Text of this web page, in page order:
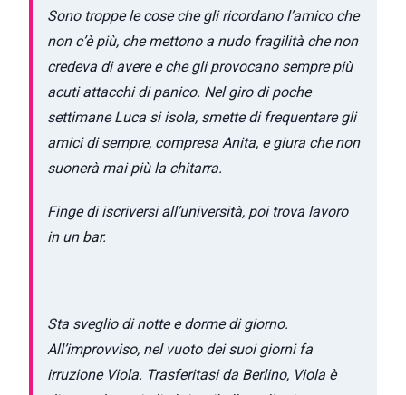
Sono troppe le cose che gli ricordano l’amico che
non c’è più, che mettono a nudo fragilità che non
credeva di avere e che gli provocano sempre più
acuti attacchi di panico. Nel giro di poche
settimane Luca si isola, smette di frequentare gli
amici di sempre, compresa Anita, e giura che non
suonerà mai più la chitarra.
Finge di iscriversi all’università, poi trova lavoro
in un bar.
Sta sveglio di notte e dorme di giorno.
All’improvviso, nel vuoto dei suoi giorni fa
irruzione Viola. Trasferitasi da Berlino, Viola è